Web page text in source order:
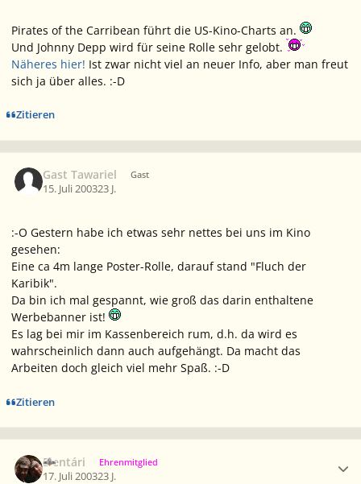
Pirates of the Carribean führt die US-Kino-Charts an.
Und Johnny Depp wird für seine Rolle sehr gelobt.
Näheres hier! Ist zwar nicht viel an neuer Info, aber man freut
sich ja über alles. :-D
Zitieren
Gast Tawariel Gast
15. Juli 200323 J.
:-O Gestern habe ich etwas sehr nettes bei uns im Kino
gesehen:
Eine ca 4m lange Poster-Rolle, darauf stand "Fluch der
Karibik".
Da bin ich mal gespannt, wie groß das darin enthaltene
Werbebanner ist!
Es lag bei mir im Kassenbereich rum, d.h. da wird es
wahrscheinlich dann auch aufgehängt. Da macht das
Arbeiten doch gleich viel mehr Spaß. :-D
Zitieren
Elentári Ehrenmitglied
17. Juli 200323 J.